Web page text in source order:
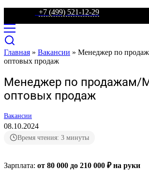
+7 (499) 521-12-29
Главная » Вакансии » Менеджер по
оптовых продаж
Менеджер по продажам/
оптовых продаж
Вакансии
08.10.2024
Время чтения: 3 минуты
Зарплата: от 80 000 до 210 000 ₽ на руки